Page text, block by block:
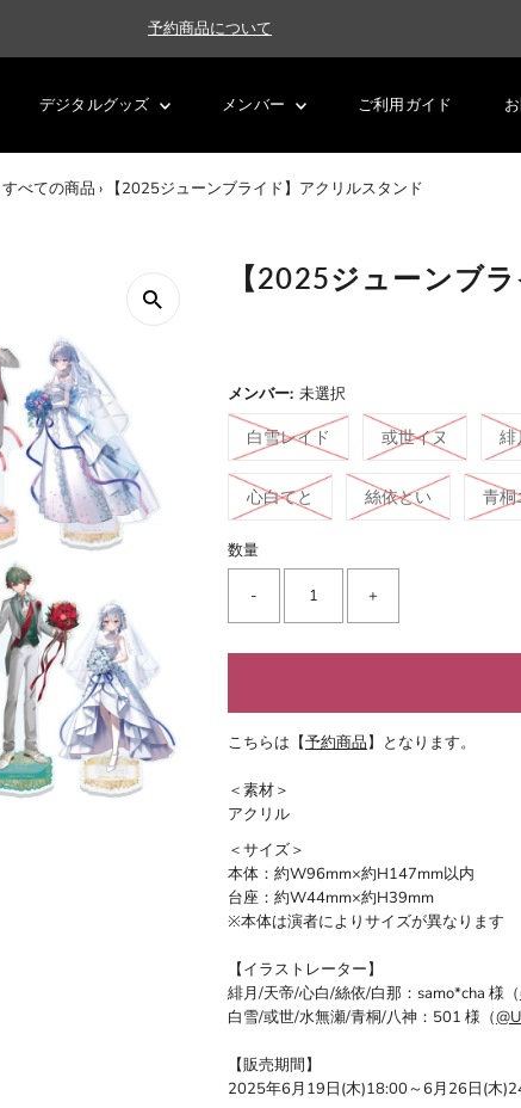
予約商品について
デジタルグッズ メンバー ご利用ガイド
すべての商品 › 【2025ジューンブライド】アクリルスタンド
【2025ジューンブ
メンバー: 未選択
白雪レイド 或世イヌ 緋
心白てと 絲依とい 青桐
数量
- +
こちらは【予約商品】となります。
＜素材＞
アクリル
＜サイズ＞
本体：約W96mm×約H147mm以内
台座：約W44mm×約H39mm
※本体は演者によりサイズが異なります
【イラストレーター】
緋月/天帝/心白/絲依/白那：samo*cha 様（
白雪/或世/水無瀬/青桐/八神：501 様（
【販売期間】
2025年6月19日(木)18:00～6月26日(木